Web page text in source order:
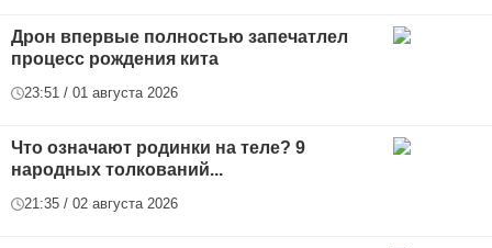
Дрон впервые полностью запечатлел
процесс рождения кита
23:51 / 01 августа 2026
Что означают родинки на теле? 9
народных толкований...
21:35 / 02 августа 2026